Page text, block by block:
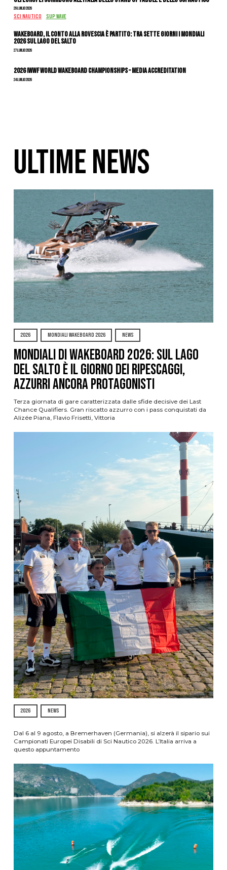
29 Luglio 2026
SCI NAUTICO SUP WAVE
Wakeboard, il conto alla rovescia è partito: tra sette giorni i Mondiali
2026 sul Lago del Salto
27 Luglio 2026
2026 IWWF WORLD WAKEBOARD CHAMPIONSHIPS – MEDIA ACCREDITATION
24 Luglio 2026
ULTIME NEWS
2026 MONDIALI WAKEBOARD 2026 NEWS
Mondiali di Wakeboard 2026: sul Lago
del Salto è il giorno dei ripescaggi,
azzurri ancora protagonisti
Terza giornata di gare caratterizzata dalle sfide decisive dei Last
Chance Qualifiers. Gran riscatto azzurro con i pass conquistati da
Alizée Piana, Flavio Frisetti, Vittoria
2026 NEWS
Dal 6 al 9 agosto, a Bremerhaven (Germania), si alzerà il sipario sui
Campionati Europei Disabili di Sci Nautico 2026. L’Italia arriva a
questo appuntamento